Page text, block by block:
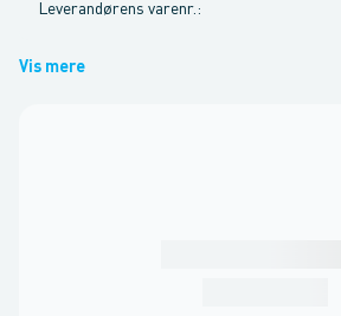
Leverandørens varenr. :
Vis mere